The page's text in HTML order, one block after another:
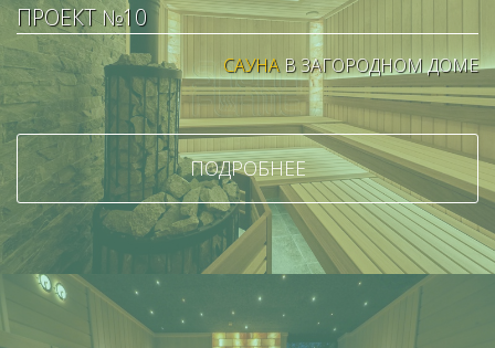
ПРОЕКТ №10
САУНА В ЗАГОРОДНОМ ДОМЕ
ПОДРОБНЕЕ